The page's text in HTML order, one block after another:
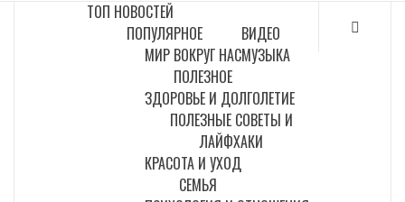
ТОП НОВОСТЕЙ
ПОПУЛЯРНОЕ
МИР ВОКРУГ НАС
ВИДЕО
МУЗЫКА
ПОЛЕЗНОЕ
ЗДОРОВЬЕ И ДОЛГОЛЕТИЕ
ПОЛЕЗНЫЕ СОВЕТЫ И
ЛАЙФХАКИ
КРАСОТА И УХОД
СЕМЬЯ